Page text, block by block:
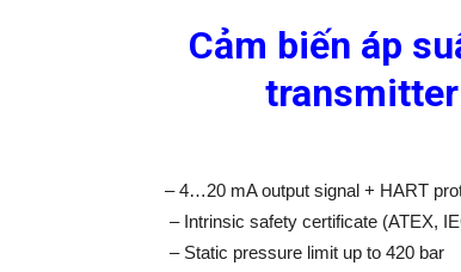
Cảm biến áp
transmitter
– 4…20 mA output signal + HART
– Intrinsic safety certificate (ATEX,
– Static pressure limit up to 420 bar